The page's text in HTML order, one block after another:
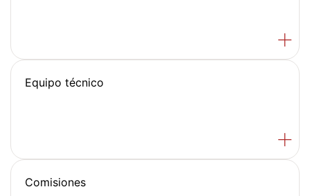
Equipo técnico
Comisiones